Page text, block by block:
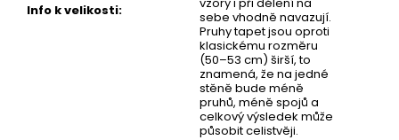
Info k velikosti:
sebe vhodně navazují.
Pruhy tapet jsou oproti
klasickému rozměru
(50–53 cm) širší, to
znamená, že na jedné
stěně bude méně
pruhů, méně spojů a
celkový výsledek může
působit celistvěji.
NET